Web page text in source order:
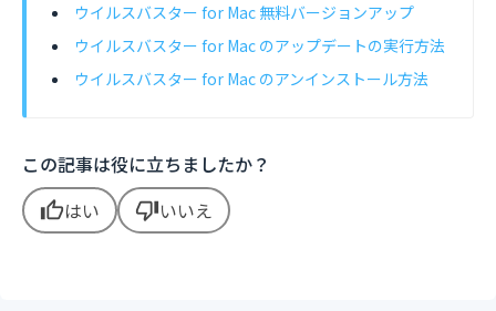
ウイルスバスター for Mac 無料バージョンアップ
ウイルスバスター for Mac のアップデートの実行方法
ウイルスバスター for Mac のアンインストール方法
この記事は役に立ちましたか？
thumb_upはい thumb_downいいえ